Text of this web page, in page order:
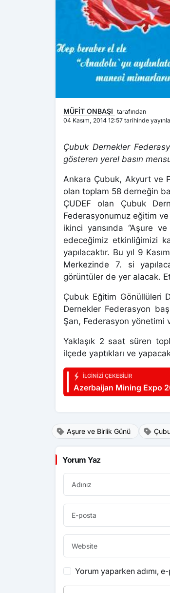
MÜFİT ONBAŞI tarafından
04 Kasım, 2014 12:57 tarihinde
Çubuk Dernekler
gösteren yerel basın
Ankara Çubuk, Akyurt ve
olan toplam 58 derneğin
ÇUDEF olan Çubuk
Federasyonumuz eğitim
ikinci yarısında “Aşure
edeceğimiz etkinliğimizi
yapılacaktır. Bu yıl 9
Merkezinde 7. si
görüntüler de yer alacak.
Çubuk Eğitim Gönüllüleri
Dernekler Federasyon
Şan, Federasyon yönetimi
Yaklaşık 2 saat süren
ilçede yaptıkları ve
İLGINIZI ÇEKEBILIR
Azerbaijan Mining Expo
Aşure ve Birlik Günü
Yorum Yaz
Yorum yaparken adımı,